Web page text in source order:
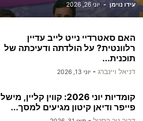
עידו נוימן - יוני 26, 2026
האם סאטרדיי נייט לייב עדיין
רלוונטית? על הולדתה ודעיכתה של
תוכנית...
דניאל ויינברג - יוני 13, 2026
קומדיות יוני 2026: קווין קליין, מישל
פייפר ודיאן קיטון מגיעים למסך...